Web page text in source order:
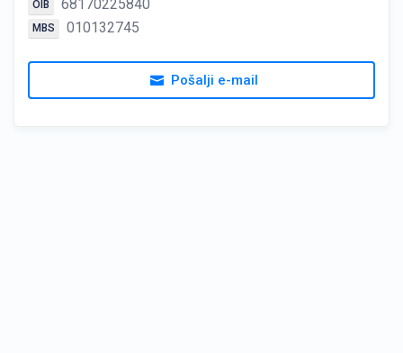
OIB 68170225840
MBS 010132745
Pošalji e-mail